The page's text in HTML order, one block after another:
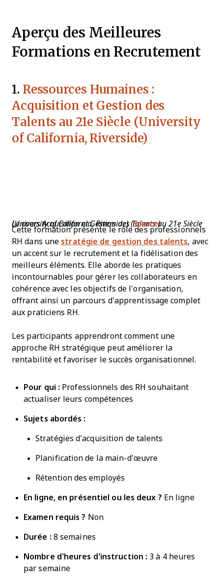
Aperçu des Meilleures
Formations en Recrutement
1. Ressources Humaines :
Acquisition et Gestion des
Talents au 21e Siècle (University
of California, Riverside)
Le cours Acquisition et Gestion des Talents au 21e Siècle (University of California, Riverside) (Source)
Cette formation présente le rôle des professionnels
RH dans une stratégie de gestion des talents, avec
un accent sur le recrutement et la fidélisation des
meilleurs éléments. Elle aborde les pratiques
incontournables pour gérer les collaborateurs en
cohérence avec les objectifs de l’organisation,
offrant ainsi un parcours d’apprentissage complet
aux praticiens RH.
Les participants apprendront comment une
approche RH stratégique peut améliorer la
rentabilité et favoriser le succès organisationnel.
Pour qui : Professionnels des RH souhaitant
actualiser leurs compétences
Sujets abordés :
Stratégies d’acquisition de talents
Planification de la main-d’œuvre
Rétention des employés
En ligne, en présentiel ou les deux ? En ligne
Examen requis ? Non
Durée : 8 semaines
Nombre d’heures d’instruction : 3 à 4 heures
par semaine